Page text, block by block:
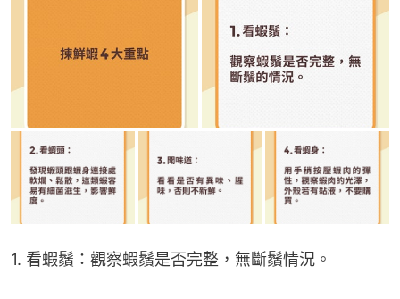
1. 看蝦鬚：觀察蝦鬚是否完整，無斷鬚情況。